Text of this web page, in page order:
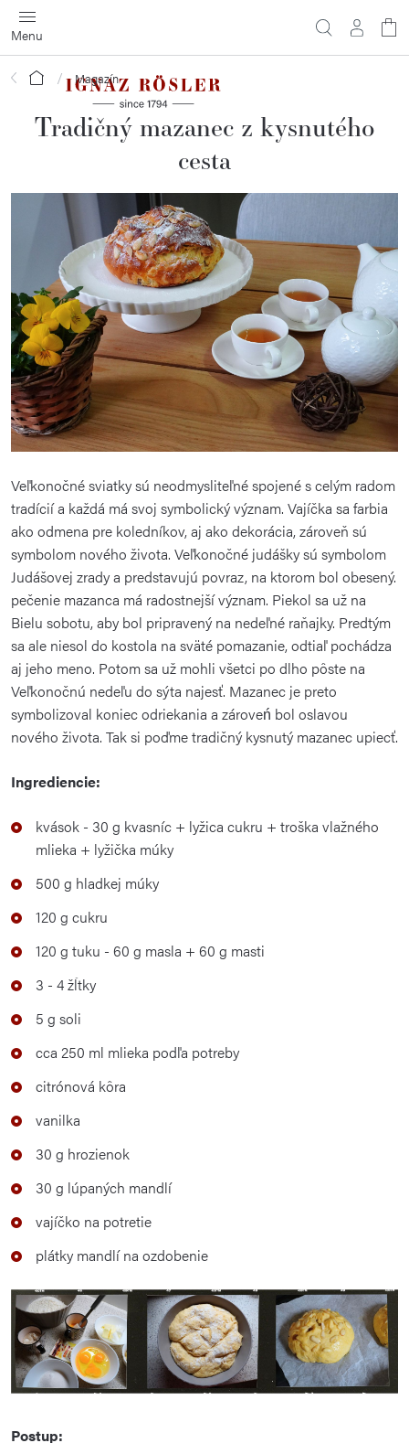
Prejsť
na
obsah
Domov Magazín
Tradičný mazanec z kysnutého
cesta
Veľkonočné sviatky sú neodmysliteľné spojené s celým radom
tradícií a každá má svoj symbolický význam. Vajíčka sa farbia
ako odmena pre koledníkov, aj ako dekorácia, zároveň sú
symbolom nového života. Veľkonočné judášky sú symbolom
Judášovej zrady a predstavujú povraz, na ktorom bol obesený.
pečenie mazanca má radostnejší význam. Piekol sa už na
Bielu sobotu, aby bol pripravený na nedeľné raňajky. Predtým
sa ale niesol do kostola na sväté pomazanie, odtiaľ pochádza
aj jeho meno. Potom sa už mohli všetci po dlho pôste na
Veľkonočnú nedeľu do sýta najesť. Mazanec je preto
symbolizoval koniec odriekania a zároveń bol oslavou
nového života. Tak si poďme tradičný kysnutý mazanec upiecť.
Ingrediencie:
kvások - 30 g kvasníc + lyžica cukru + troška vlažného
mlieka + lyžička múky
500 g hladkej múky
120 g cukru
120 g tuku - 60 g masla + 60 g masti
3 - 4 žĺtky
5 g soli
cca 250 ml mlieka podľa potreby
citrónová kôra
vanilka
30 g hrozienok
30 g lúpaných mandlí
vajíčko na potretie
plátky mandlí na ozdobenie
Postup: